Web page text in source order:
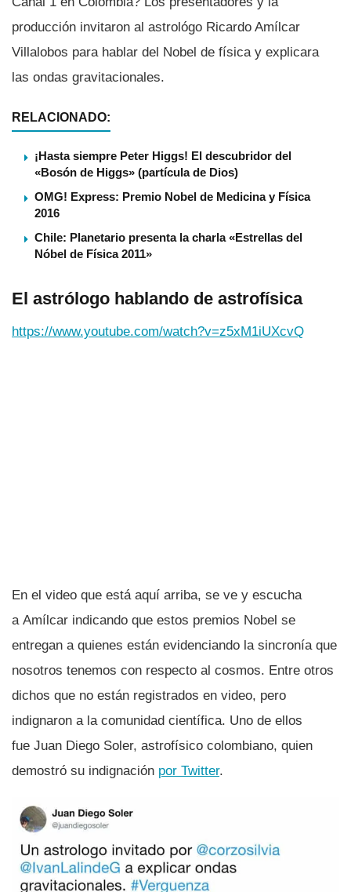
producción invitaron al astrológo Ricardo Amí­lcar
Villalobos para hablar del Nobel de fí­sica y explicara
las ondas gravitacionales.
RELACIONADO:
¡Hasta siempre Peter Higgs! El descubridor del
«Bosón de Higgs» (partícula de Dios)
OMG! Express: Premio Nobel de Medicina y Fí­sica
2016
Chile: Planetario presenta la charla «Estrellas del
Nóbel de Fí­sica 2011»
El astrólogo hablando de astrofí­sica
https://www.youtube.com/watch?v=z5xM1iUXcvQ
En el video que está aquí­ arriba, se ve y escucha
a Amí­lcar indicando que estos premios Nobel se
entregan a quienes están evidenciando la sincroní­a que
nosotros tenemos con respecto al cosmos. Entre otros
dichos que no están registrados en video, pero
indignaron a la comunidad cientí­fica. Uno de ellos
fue Juan Diego Soler, astrofí­sico colombiano, quien
demostró su indignación por Twitter.